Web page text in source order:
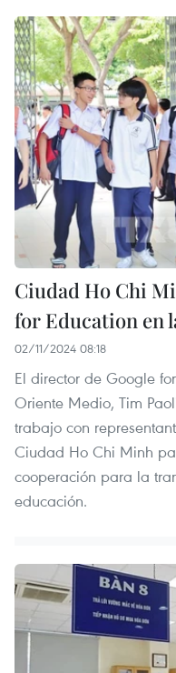
Ciudad Ho Chi
for Education en
02/11/2024 08:18
El director de Google
Oriente Medio, Tim
trabajo con
Ciudad Ho Chi Minh
cooperación para la
educación.